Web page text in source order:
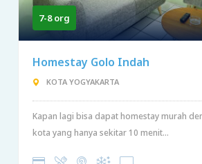
7-8 org
Homestay Golo Indah
KOTA YOGYAKARTA
Kapan lagi bisa dapat homestay murah
kota yang hanya sekitar 10 menit...